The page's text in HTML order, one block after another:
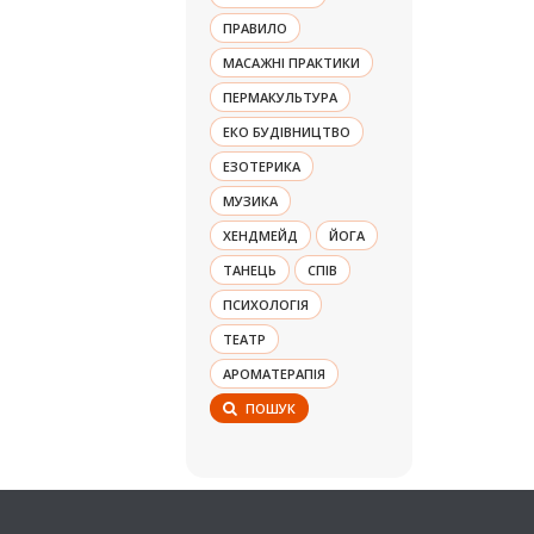
ПРАВИЛО
МАСАЖНІ ПРАКТИКИ
ПЕРМАКУЛЬТУРА
ЕКО БУДІВНИЦТВО
ЕЗОТЕРИКА
МУЗИКА
ХЕНДМЕЙД
ЙОГА
ТАНЕЦЬ
СПІВ
ПСИХОЛОГІЯ
ТЕАТР
АРОМАТЕРАПІЯ
ПОШУК